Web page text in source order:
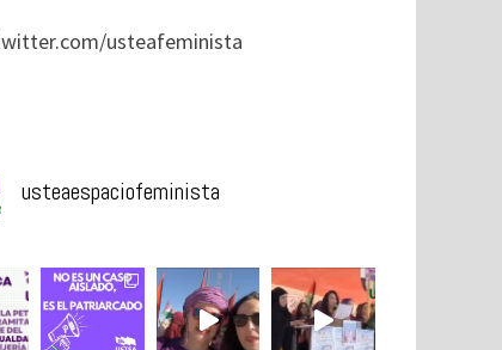
usteafeminista
usteaespaciofeminista